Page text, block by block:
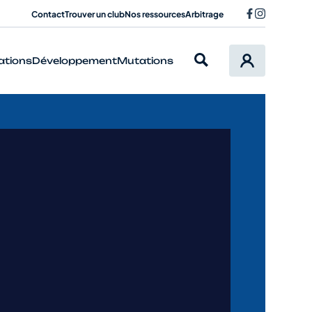
ContactTrouver un clubNos ressourcesArbitrage
DéveloppementMutations